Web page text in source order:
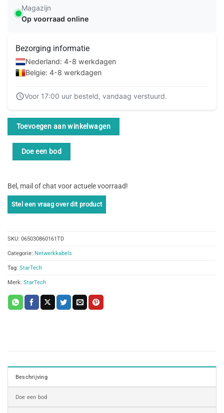
Magazijn
Op voorraad online
Bezorging informatie
Nederland: 4-8 werkdagen
Belgie: 4-8 werkdagen
Voor 17:00 uur besteld, vandaag verstuurd.
Toevoegen aan winkelwagen
Doe een bod
Bel, mail of chat voor actuele voorraad!
SKU: 065030860161TD
Categorie: Netwerkkabels
Tag: StarTech
Merk: StarTech
Beschrijving
Doe een bod